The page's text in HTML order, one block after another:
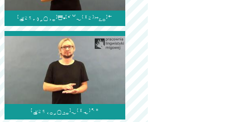

